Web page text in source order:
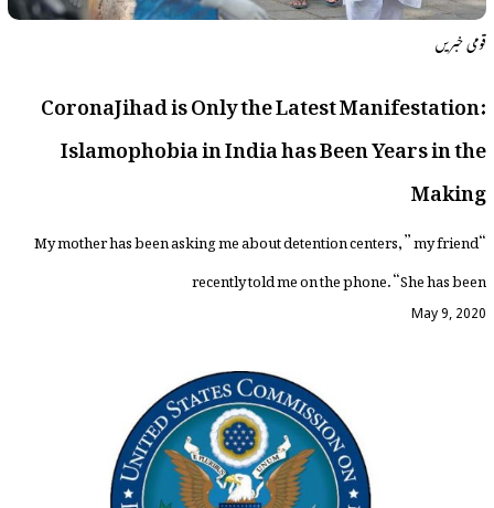
قومی خبریں
CoronaJihad is Only the Latest Manifestation:
Islamophobia in India has Been Years in the
Making
“My mother has been asking me about detention centers,” my friend
recently told me on the phone. “She has been
May 9, 2020